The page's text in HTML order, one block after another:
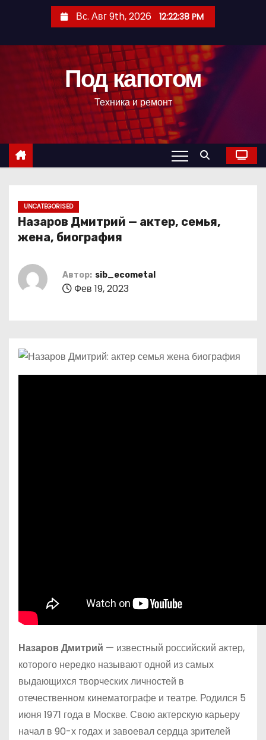
с
Вс. Авг 9th, 2026 12:22:39 PM
Под капотом
Техника и ремонт
UNCATEGORISED
Назаров Дмитрий — актер, семья,
жена, биография
Автор: sib_ecometal
Фев 19, 2023
Назаров Дмитрий — известный российский актер,
которого нередко называют одной из самых
выдающихся творческих личностей в
отечественном кинематографе и театре. Родился 5
июня 1971 года в Москве. Свою актерскую карьеру
начал в 90-х годах и завоевал сердца зрителей